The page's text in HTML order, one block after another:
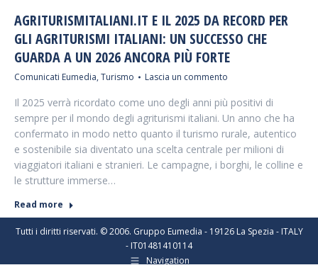
AGRITURISMITALIANI.IT E IL 2025 DA RECORD PER
GLI AGRITURISMI ITALIANI: UN SUCCESSO CHE
GUARDA A UN 2026 ANCORA PIÙ FORTE
Comunicati Eumedia, Turismo Lascia un commento
Il 2025 verrà ricordato come uno degli anni più positivi di
sempre per il mondo degli agriturismi italiani. Un anno che ha
confermato in modo netto quanto il turismo rurale, autentico
e sostenibile sia diventato una scelta centrale per milioni di
viaggiatori italiani e stranieri. Le campagne, i borghi, le colline e
le strutture immerse…
Read more
Tutti i diritti riservati. © 2006. Gruppo Eumedia - 19126 La Spezia - ITALY
- IT01481410114
Navigation